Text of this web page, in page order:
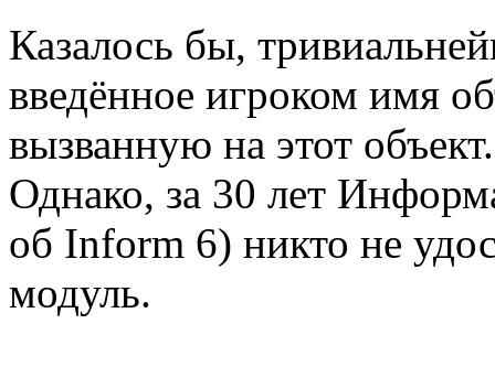
Казалось бы,
введённое игроком имя
вызванную на этот объект.
Однако, за 30 лет
об Inform 6) никто не
модуль.